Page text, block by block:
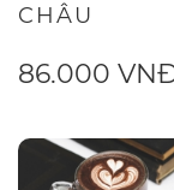
CHÂU
86.000